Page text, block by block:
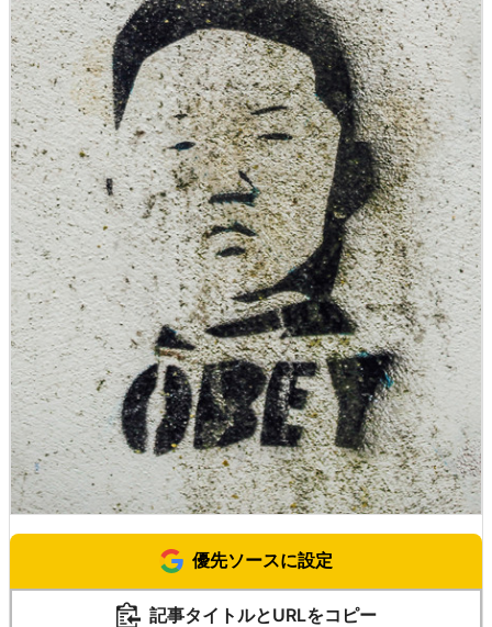
優先ソースに設定
記事タイトルとURLをコピー